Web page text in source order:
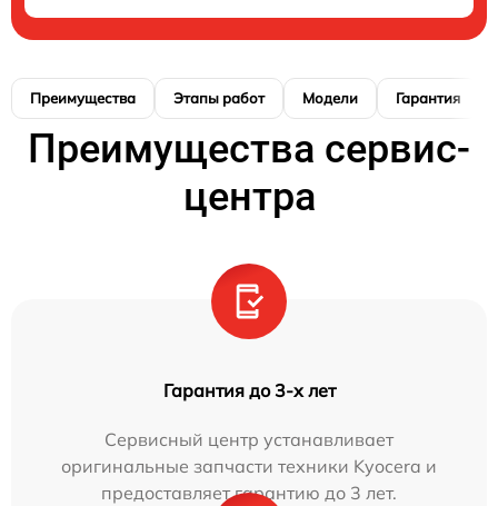
Преимущества Этапы работ Модели Гарантия
Преимущества сервис-
центра
Гарантия до 3-х лет
Сервисный центр устанавливает
оригинальные запчасти техники Kyocera и
предоставляет гарантию до 3 лет.